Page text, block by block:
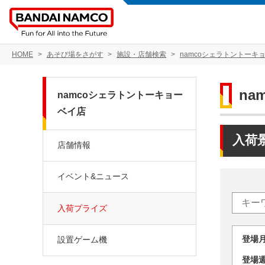
HOME あそび場をさがす 施設・店舗検索 namcoシェラトントーキ
入荷
登
登
namcoシェラトントーキョー
ベイ店
店舗情報
イベント&ニュース
入荷プライズ
設置ゲーム機